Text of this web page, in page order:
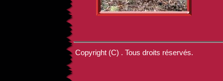
Copyright (C) . Tous droits réservés.